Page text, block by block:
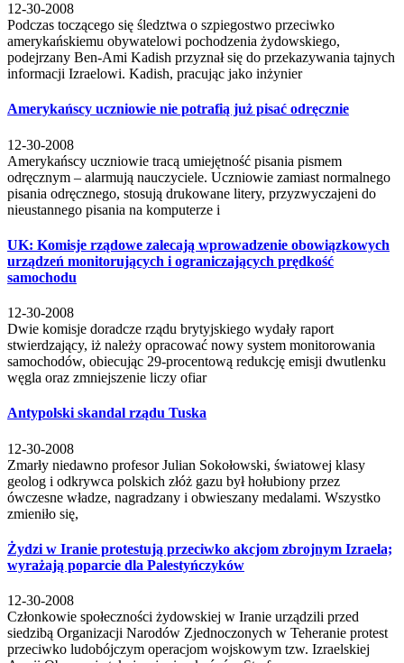
12-30-2008
Podczas toczącego się śledztwa o szpiegostwo przeciwko
amerykańskiemu obywatelowi pochodzenia żydowskiego,
podejrzany Ben-Ami Kadish przyznał się do przekazywania tajnych
informacji Izraelowi. Kadish, pracując jako inżynier
Amerykańscy uczniowie nie potrafią już pisać odręcznie
12-30-2008
Amerykańscy uczniowie tracą umiejętność pisania pismem
odręcznym – alarmują nauczyciele. Uczniowie zamiast normalnego
pisania odręcznego, stosują drukowane litery, przyzwyczajeni do
nieustannego pisania na komputerze i
UK: Komisje rządowe zalecają wprowadzenie obowiązkowych
urządzeń monitorujących i ograniczających prędkość
samochodu
12-30-2008
Dwie komisje doradcze rządu brytyjskiego wydały raport
stwierdzający, iż należy opracować nowy system monitorowania
samochodów, obiecując 29-procentową redukcję emisji dwutlenku
węgla oraz zmniejszenie liczy ofiar
Antypolski skandal rządu Tuska
12-30-2008
Zmarły niedawno profesor Julian Sokołowski, światowej klasy
geolog i odkrywca polskich złóż gazu był hołubiony przez
ówczesne władze, nagradzany i obwieszany medalami. Wszystko
zmieniło się,
Żydzi w Iranie protestują przeciwko akcjom zbrojnym Izraela;
wyrażają poparcie dla Palestyńczyków
12-30-2008
Członkowie społeczności żydowskiej w Iranie urządzili przed
siedzibą Organizacji Narodów Zjednoczonych w Teheranie protest
przeciwko ludobójczym operacjom wojskowym tzw. Izraelskiej